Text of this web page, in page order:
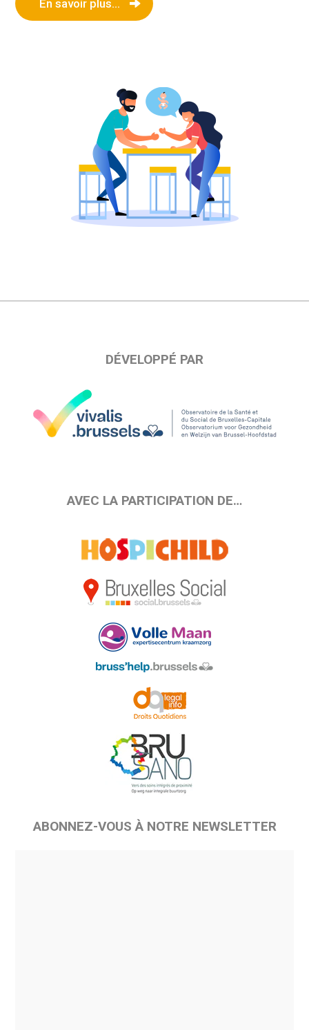
En savoir plus...
DÉVELOPPÉ PAR
AVEC LA PARTICIPATION DE…
ABONNEZ-VOUS À NOTRE NEWSLETTER